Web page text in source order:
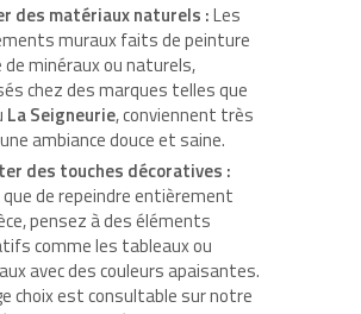
des matériaux naturels :Les
muraux faits de peinture
de minéraux ou naturels,
chez des marques telles que
La Seigneurie, conviennent très
ambiance douce et saine.
des touches décoratives :
de repeindre entièrement
pensez à des éléments
comme les tableaux ou
avec des couleurs apaisantes.
choix est consultable sur notre